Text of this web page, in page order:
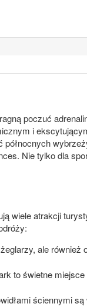
poczuć
i
Nie tylko dla
wiele atrakcji
ale
to świetne
ściennymi